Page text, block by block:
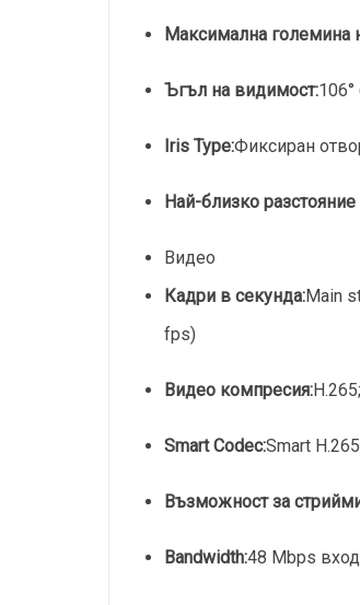
Максимална големина
Ъгъл на видимост:106°
Iris Type:Фиксиран
Най-близко
Видео
Кадри в секунда:Main
fps)
Видео компресия:
Smart Codec:Smart
Възможност за
Bandwidth:48 Mbps